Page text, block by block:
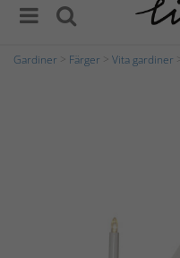
Gardiner Färger Vita gardiner